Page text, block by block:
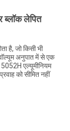
ब्लॉक लेपित
है, जो किसी भी
अनुपात में से एक
एल्यूमीनियम
को सीमित नहीं